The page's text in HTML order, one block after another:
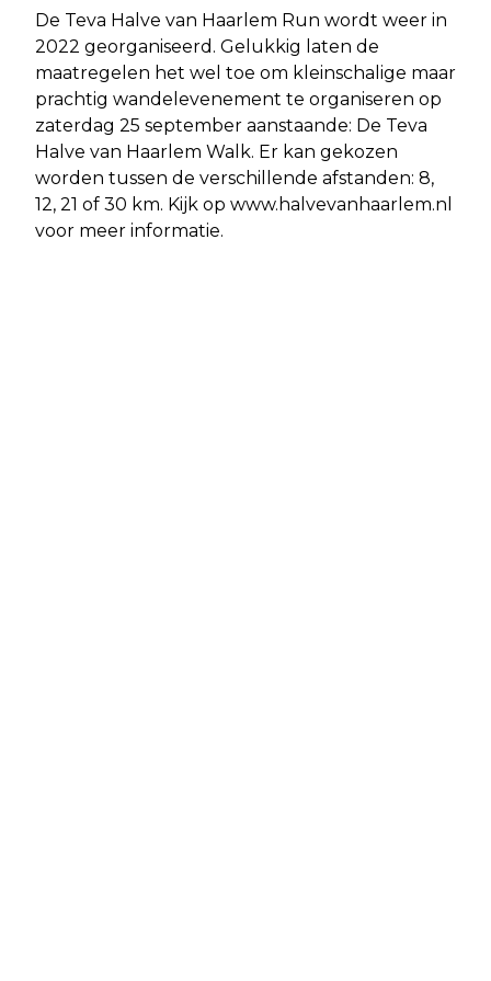
De Teva Halve van Haarlem Run wordt weer in
2022 georganiseerd. Gelukkig laten de
maatregelen het wel toe om kleinschalige maar
prachtig wandelevenement te organiseren op
zaterdag 25 september aanstaande: De Teva
Halve van Haarlem Walk. Er kan gekozen
worden tussen de verschillende afstanden: 8,
12, 21 of 30 km. Kijk op www.halvevanhaarlem.nl
voor meer informatie.